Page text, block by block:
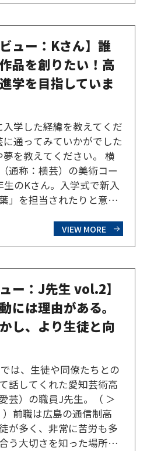
ュー：Kさん】誰
品を創りたい！高
学を目指していま
入学した経緯を教えてくだ
に通ってみていかがでした
を教えてください。 横
通称：横芸）の美術コー
のKさん。入学式で新入
」を担当されたりと意欲
てください。 小さい頃か
きで、いつも描い…
VIEW MORE
ー：J先生 vol.2】
には理由がある。
し、より生徒と向
は、生徒や同僚たちとの
話してくれた愛知芸術高
芸）の職員J先生。（ ＞
前職は広島の通信制高
が多く、非常に苦労も多
う大切さを知った場所で